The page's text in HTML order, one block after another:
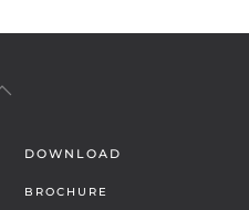
DOWNLOAD
BROCHURE